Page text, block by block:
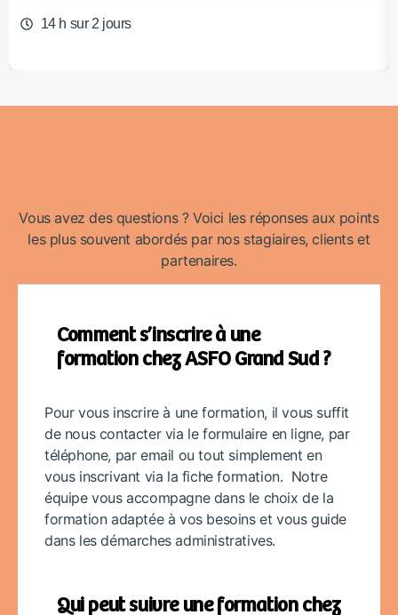
14 h sur 2 jours
Vous avez des questions ? Voici les réponses aux points
les plus souvent abordés par nos stagiaires, clients et
partenaires.
Comment s’inscrire à une
formation chez ASFO Grand Sud ?
Pour vous inscrire à une formation, il vous suffit
de nous contacter via le formulaire en ligne, par
téléphone, par email ou tout simplement en
vous inscrivant via la fiche formation. Notre
équipe vous accompagne dans le choix de la
formation adaptée à vos besoins et vous guide
dans les démarches administratives.
Qui peut suivre une formation chez